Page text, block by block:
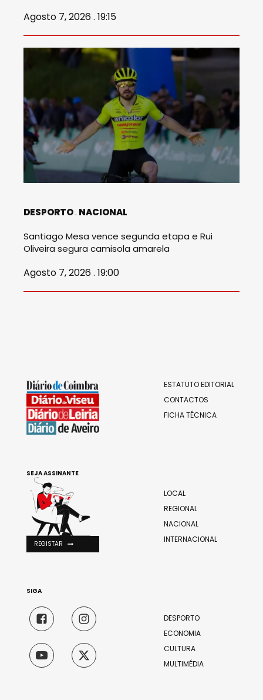
Agosto 7, 2026 . 19:15
DESPORTO NACIONAL
Santiago Mesa vence segunda etapa e Rui
Oliveira segura camisola amarela
Agosto 7, 2026 . 19:00
ESTATUTO EDITORIAL
CONTACTOS
FICHA TÉCNICA
LOCAL
REGIONAL
NACIONAL
INTERNACIONAL
DESPORTO
ECONOMIA
CULTURA
MULTIMÉDIA
SEJA ASSINANTE
REGISTAR
SIGA